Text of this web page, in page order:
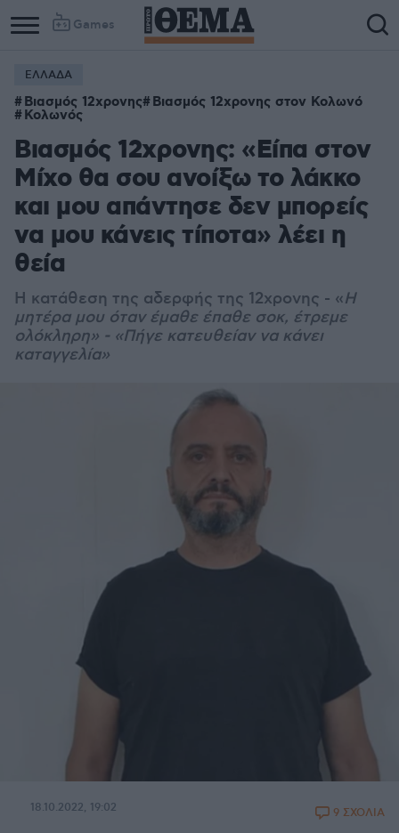
Games
ΕΛΛΑΔΑ
Βιασμός 12χρονης Βιασμός 12χρονης στον Κολωνό
Κολωνός
Βιασμός 12χρονης: «Είπα στον
Μίχο θα σου ανοίξω το λάκκο
και μου απάντησε δεν μπορείς
να μου κάνεις τίποτα» λέει η
θεία
Η κατάθεση της αδερφής της 12χρονης - «Η
μητέρα μου όταν έμαθε έπαθε σοκ, έτρεμε
ολόκληρη» - «Πήγε κατευθείαν να κάνει
καταγγελία»
18.10.2022, 19:02 9 ΣΧΟΛΙΑ